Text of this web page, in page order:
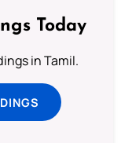
Today
in Tamil.